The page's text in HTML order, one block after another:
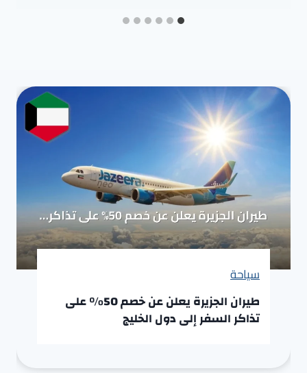
سياحة
طيران الجزيرة يعلن عن خصم 50% على
تذاكر السفر إلى دول الخليج